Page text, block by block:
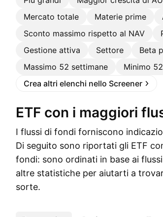
Mercato totale
Materie prime
Sconto massimo rispetto al NAV
Gestione attiva
Settore Beta
Massimo 52 settimane
Minimo
Crea altri elenchi nello Screener
ETF con i maggiori
I flussi di fondi forniscono
Di seguito sono riportati gli ETF
fondi: sono ordinati in base ai
altre statistiche per aiutarti a
sorte.